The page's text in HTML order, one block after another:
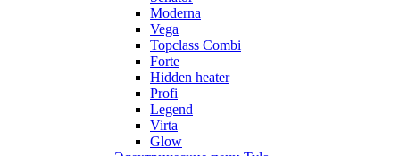
Moderna
Vega
Topclass Combi
Forte
Hidden heater
Profi
Legend
Virta
Glow